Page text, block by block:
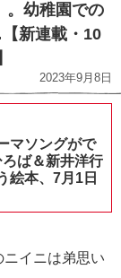
。幼稚園での
新連載・10
2023年9月8日
マソングがで
ば＆新井洋行
絵本、7月1日
イニは弟思い